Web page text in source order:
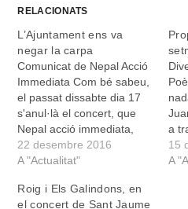
RELACIONATS
L’Ajuntament ens va
negar la carpa
Comunicat de Nepal Acció
Immediata Com bé sabeu,
el passat dissabte dia 17
s'anul·là el concert, que
Nepal acció immediata,
havia organitzat, amb
l'objectiu de recaptar fons
reconstrucció del poble de
22 desembre 2016
A "Actualitat"
a
15
A
Roig i Els Galindons, en
el concert de Sant Jaume